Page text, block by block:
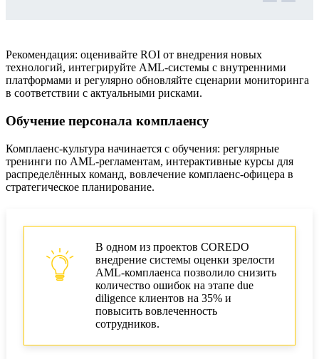
Рекомендация: оценивайте ROI от внедрения новых
технологий, интегрируйте AML-системы с внутренними
платформами и регулярно обновляйте сценарии мониторинга
в соответствии с актуальными рисками.
Обучение персонала комплаенсу
Комплаенс-культура начинается с обучения: регулярные
тренинги по AML-регламентам, интерактивные курсы для
распределённых команд, вовлечение комплаенс-офицера в
стратегическое планирование.
В одном из проектов COREDO
внедрение системы оценки зрелости
AML-комплаенса позволило снизить
количество ошибок на этапе due
diligence клиентов на 35% и
повысить вовлеченность
сотрудников.